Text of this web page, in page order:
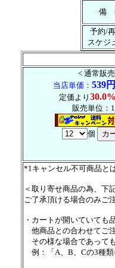
備
予約/
スケジ
< 通常販
当店単価： 539円
定価より
販売単位：
個
*1キャンセル不可商品と
＜取り寄せ商品の為、下
ご了承頂ける場合のみご
・カートが開いていても
他商品との合わせてご
その様な場合であって
例：「A、B、Cの3種類